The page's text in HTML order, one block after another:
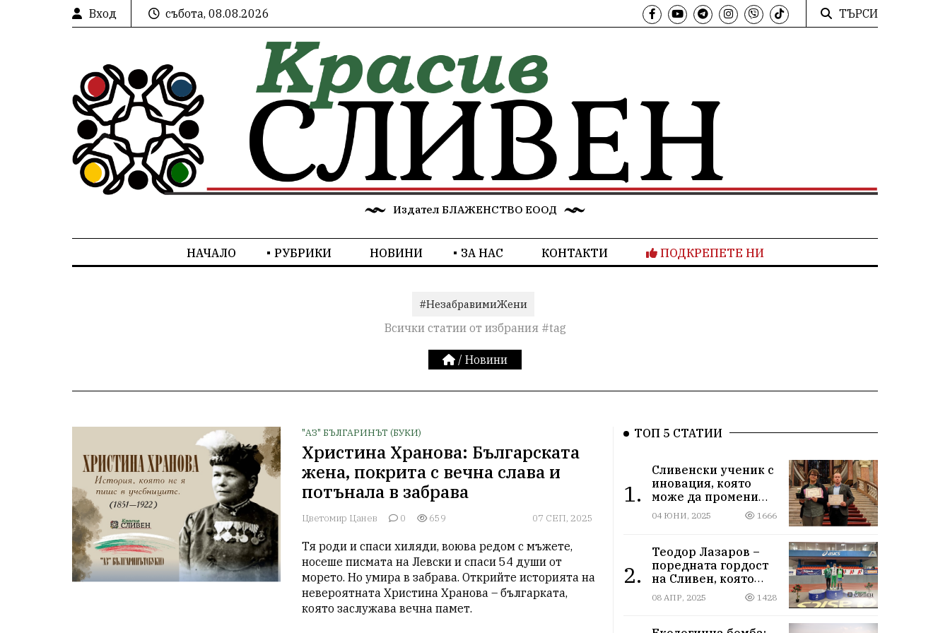
Вход събота, 08.08.2026 ТЪРСИ
Издател БЛАЖЕНСТВО ЕООД
НАЧАЛО РУБРИКИ НОВИНИ ЗА НАС КОНТАКТИ ПОДКРЕПЕТЕ НИ
#НезабравимиЖени
Всички статии от избрания #tag
/ Новини
"АЗ" БЪЛГАРИНЪТ (БУКИ)
Христина Хранова: Българската
жена, покрита с вечна слава и
потънала в забрава
Цветомир Цанев 0 659 07 СЕП, 2025
Тя роди и спаси хиляди, воюва редом с мъжете,
носеше писмата на Левски и спаси 54 души от
морето. Но умира в забрава. Открийте историята на
невероятната Христина Хранова – българката,
която заслужава вечна памет.
ТОП 5 СТАТИИ
1.
Сливенски ученик с
иновация, която
може да промени
света!
04 ЮНИ, 2025 1666
2.
Теодор Лазаров –
поредната гордост
на Сливен, която
лети към бъдещето
08 АПР, 2025 1428